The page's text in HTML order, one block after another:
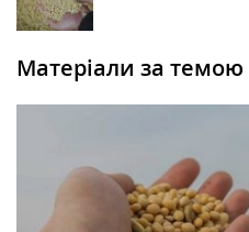
Матеріали за темою